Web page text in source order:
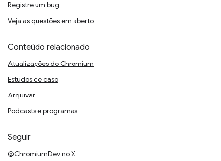
Registre um bug
Veja as questões em aberto
Conteúdo relacionado
Atualizações do Chromium
Estudos de caso
Arquivar
Podcasts e programas
Seguir
@ChromiumDev no X